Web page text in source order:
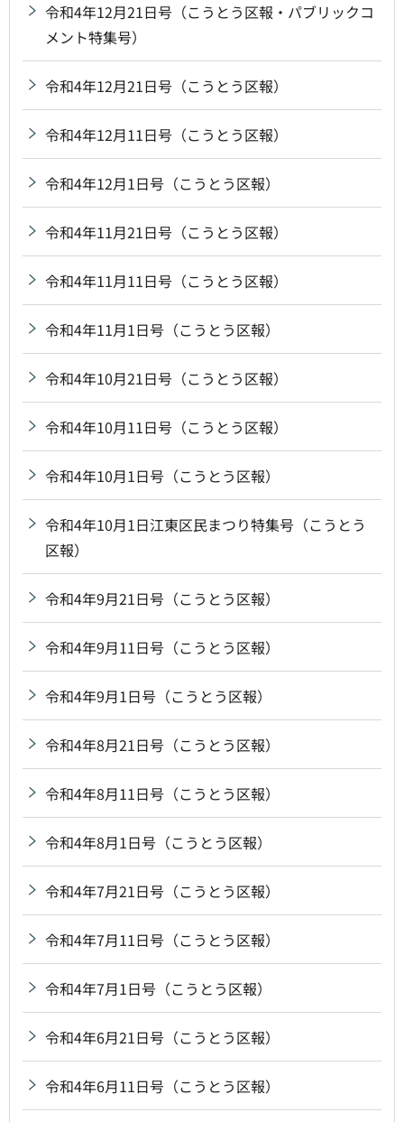
令和4年12月21日号（こうとう区報・パブリックコ
メント特集号）
令和4年12月21日号（こうとう区報）
令和4年12月11日号（こうとう区報）
令和4年12月1日号（こうとう区報）
令和4年11月21日号（こうとう区報）
令和4年11月11日号（こうとう区報）
令和4年11月1日号（こうとう区報）
令和4年10月21日号（こうとう区報）
令和4年10月11日号（こうとう区報）
令和4年10月1日号（こうとう区報）
令和4年10月1日江東区民まつり特集号（こうとう
区報）
令和4年9月21日号（こうとう区報）
令和4年9月11日号（こうとう区報）
令和4年9月1日号（こうとう区報）
令和4年8月21日号（こうとう区報）
令和4年8月11日号（こうとう区報）
令和4年8月1日号（こうとう区報）
令和4年7月21日号（こうとう区報）
令和4年7月11日号（こうとう区報）
令和4年7月1日号（こうとう区報）
令和4年6月21日号（こうとう区報）
令和4年6月11日号（こうとう区報）